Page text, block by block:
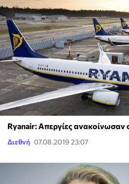
Ryanair: Απεργίες ανακοίνωσαν
Διεθνή 07.08.2019 23:07